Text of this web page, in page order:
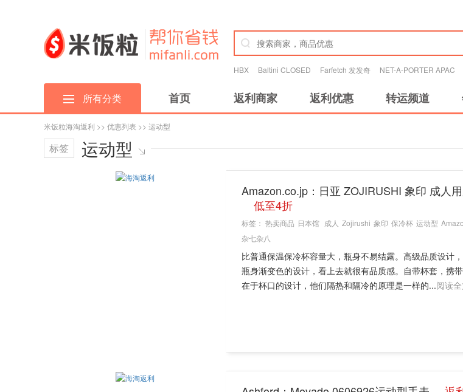
HBX Baltini CLOSED Farfetch 发发奇 NET-A-PORTER APAC
所有分类 首页 返利商家 返利优惠 转运频道
米饭粒海淘返利 >> 优惠列表 >> 运动型
标签 运动型
Amazon.co.jp：日亚 ZOJIRUSHI 象印 成人
低至4折
标签： 热卖商品 日本馆 成人 Zojirushi 象印 保冷杯 运动型
杂七杂八
比普通保温保冷杯容量大，瓶身不易结露。高级品质设计
瓶身渐变色的设计，看上去就很有品质感。自带杯套，携
在于杯口的设计，他们隔热和隔冷的原理是一样的...阅读